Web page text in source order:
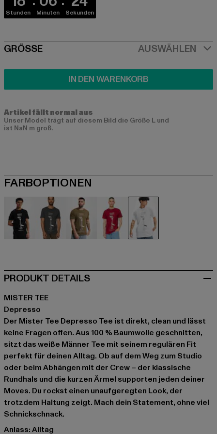
Stunden Minuten Sekunden
SIZE
GRÖSSE AUSWÄHLEN
IN DEN WARENKORB
Artikel fällt normal aus
Unser Model trägt auf diesem Bild die Größe L und
ist NaN m groß.
FARBOPTIONEN
PRODUKT DETAILS
MISTER TEE
Depresso
Der Mister Tee Depresso Tee ist direkt, clean und lässt
keine Fragen offen. Aus 100 % Baumwolle geschnitten,
sitzt das weiße Männer Tee mit seinem regulären Fit
perfekt für deinen Alltag. Ob auf dem Weg zum Studio
oder beim Abhängen mit der Crew – der klassische
Rundhals und die kurzen Ärmel supporten jeden deiner
Moves. Du rockst einen unaufgeregten Look, der
trotzdem Haltung zeigt. Mach dein Statement, ohne viel
Schnickschnack.
Anlass: Alltag